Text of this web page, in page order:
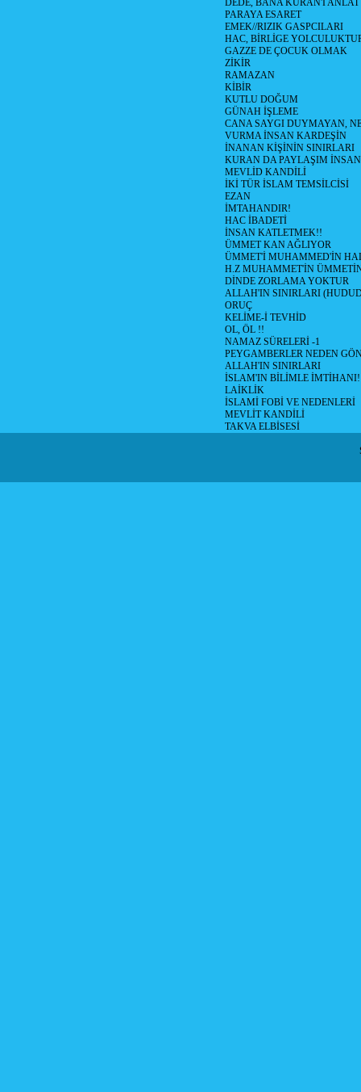
DEDE, BANA KURAN'I ANLAT
PARAYA ESARET
EMEK//RIZIK GASPCILARI
HAC, BİRLİGE
GAZZE DE ÇOCUK OLMAK
ZİKİR
RAMAZAN
KİBİR
KUTLU DOĞUM
GÜNAH İŞLEME
CANA SAYGI DUYMAYAN,
VURMA İNSAN KARDEŞİN
İNANAN KİŞİNİN SINIRLARI
KURAN DA PAYLAŞIM
MEVLİD KANDİLİ
İKİ TÜR İSLAM TEMSİLCİSİ
EZAN
İMTAHANDIR!
HAC İBADETİ
İNSAN KATLETMEK!!
ÜMMET KAN AĞLIYOR
ÜMMET'İ MUHAMMED'İN
H.Z MUHAMMET'İN
DİNDE ZORLAMA YOKTUR
ALLAH'IN SINIRLARI
ORUÇ
KELİME-İ TEVHİD
OL, ÖL !!
NAMAZ SÜRELERİ -1
PEYGAMBERLER NEDEN
ALLAH'IN SINIRLARI
İSLAM'IN BİLİMLE İMTİHANI!
LAİKLİK
İSLAMİ FOBİ VE NEDENLERİ
MEVLİT KANDİLİ
TAKVA ELBİSESİ